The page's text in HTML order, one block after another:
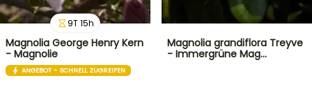
9T15h
Magnolia George Henry Kern
- Magnolie
ANGEBOT - SCHNELL ZUGREIFEN
Magnolia grandiflora Treyve
- Immergrüne Mag…